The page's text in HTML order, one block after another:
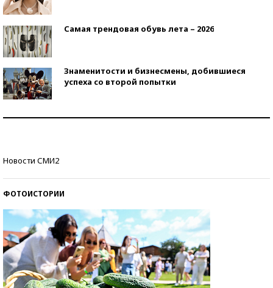
Самая трендовая обувь лета – 2026
Знаменитости и бизнесмены, добившиеся
успеха со второй попытки
Новости СМИ2
ФОТОИСТОРИИ